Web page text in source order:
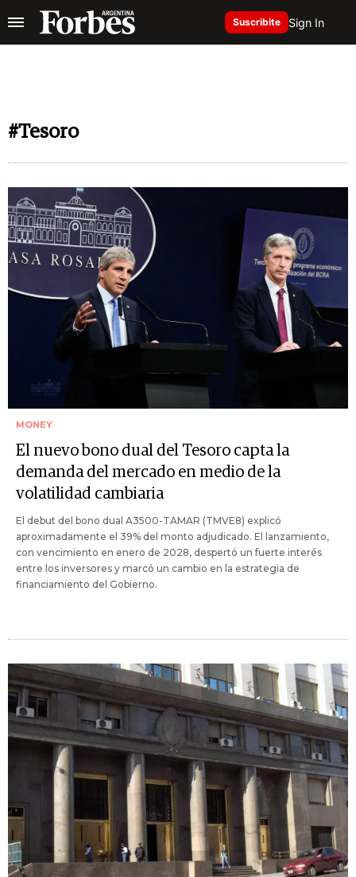
Suscribite Sign In
#Tesoro
MONEY
El nuevo bono dual del Tesoro capta la
demanda del mercado en medio de la
volatilidad cambiaria
El debut del bono dual A3500-TAMAR (TMVE8) explicó
aproximadamente el 39% del monto adjudicado. El lanzamiento,
con vencimiento en enero de 2028, despertó un fuerte interés
entre los inversores y marcó un cambio en la estrategia de
financiamiento del Gobierno.